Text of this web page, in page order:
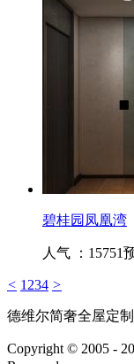
碧桂园凤凰湾
人气 ：15751
< 1 234 >
德维尔简奢全屋定制
Copyright © 2005 -